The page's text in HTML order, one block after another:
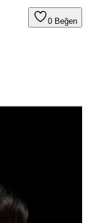
0 Beğen
3500: Güçlü
ayar seçenekleri
için ideal,